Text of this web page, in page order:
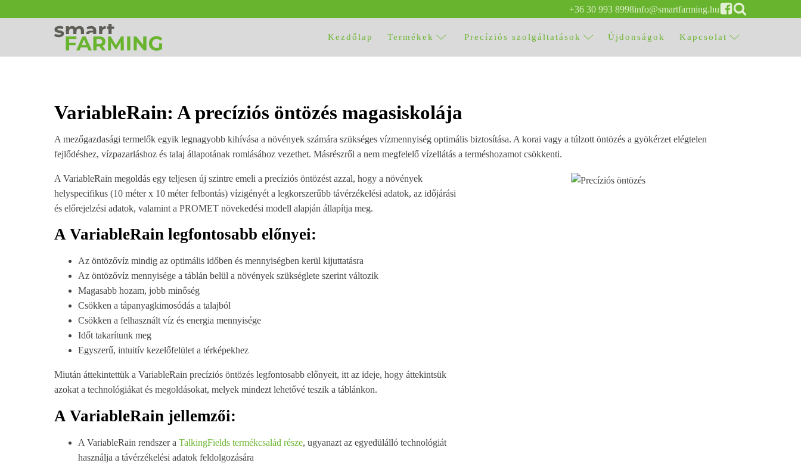
+36 30 993 8998info@smartfarming.hu
Kezdőlap Termékek Precíziós szolgáltatások Újdonságok Kapcsolat
VariableRain: A precíziós öntözés magasiskolája
A mezőgazdasági termelők egyik legnagyobb kihívása a növények számára szükséges vízmennyiség optimális biztosítása. A korai vagy a túlzott öntözés a gyökérzet elégtelen
fejlődéshez, vízpazarláshoz és talaj állapotának romlásához vezethet. Másrészről a nem megfelelő vízellátás a terméshozamot csökkenti.
A VariableRain megoldás egy teljesen új szintre emeli a precíziós öntözést azzal, hogy a növények
helyspecifikus (10 méter x 10 méter felbontás) vízigényét a legkorszerűbb távérzékelési adatok, az időjárási
és előrejelzési adatok, valamint a PROMET növekedési modell alapján állapítja meg.
A VariableRain legfontosabb előnyei:
Az öntözővíz mindig az optimális időben és mennyiségben kerül kijuttatásra
Az öntözővíz mennyisége a táblán belül a növények szükséglete szerint változik
Magasabb hozam, jobb minőség
Csökken a tápanyagkimosódás a talajból
Csökken a felhasznált víz és energia mennyisége
Időt takarítunk meg
Egyszerű, intuitív kezelőfelület a térképekhez
Miután áttekintettük a VariableRain precíziós öntözés legfontosabb előnyeit, itt az ideje, hogy áttekintsük
azokat a technológiákat és megoldásokat, melyek mindezt lehetővé teszik a táblánkon.
A VariableRain jellemzői:
A VariableRain rendszer aTalkingFields termékcsalád része, ugyanazt az egyedülálló technológiát
használja a távérzékelési adatok feldolgozására